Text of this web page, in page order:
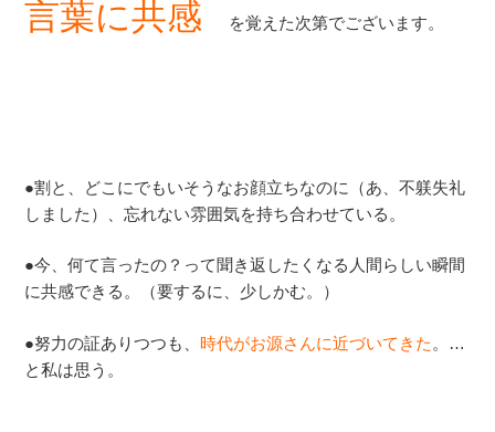
言葉に共感 を覚えた次第でございます。
●割と、どこにでもいそうなお顔立ちなのに（あ、不躾失礼
しました）、忘れない雰囲気を持ち合わせている。
●今、何て言ったの？って聞き返したくなる人間らしい瞬間
に共感できる。（要するに、少しかむ。）
●努力の証ありつつも、時代がお源さんに近づいてきた 。…
と私は思う。